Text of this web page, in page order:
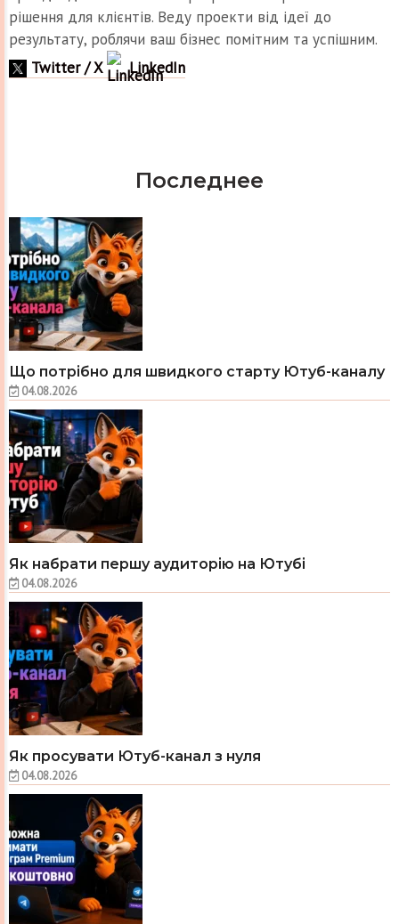
рішення для клієнтів. Веду проекти від ідеї до
результату, роблячи ваш бізнес помітним та успішним.
Twitter / X
LinkedIn
Последнее
Що потрібно для швидкого старту Ютуб-каналу
04.08.2026
Як набрати першу аудиторію на Ютубі
04.08.2026
Як просувати Ютуб-канал з нуля
04.08.2026